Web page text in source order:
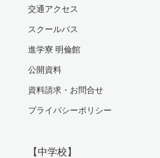
交通アクセス
スクールバス
進学寮 明倫館
公開資料
資料請求・お問合せ
プライバシーポリシー
【中学校】